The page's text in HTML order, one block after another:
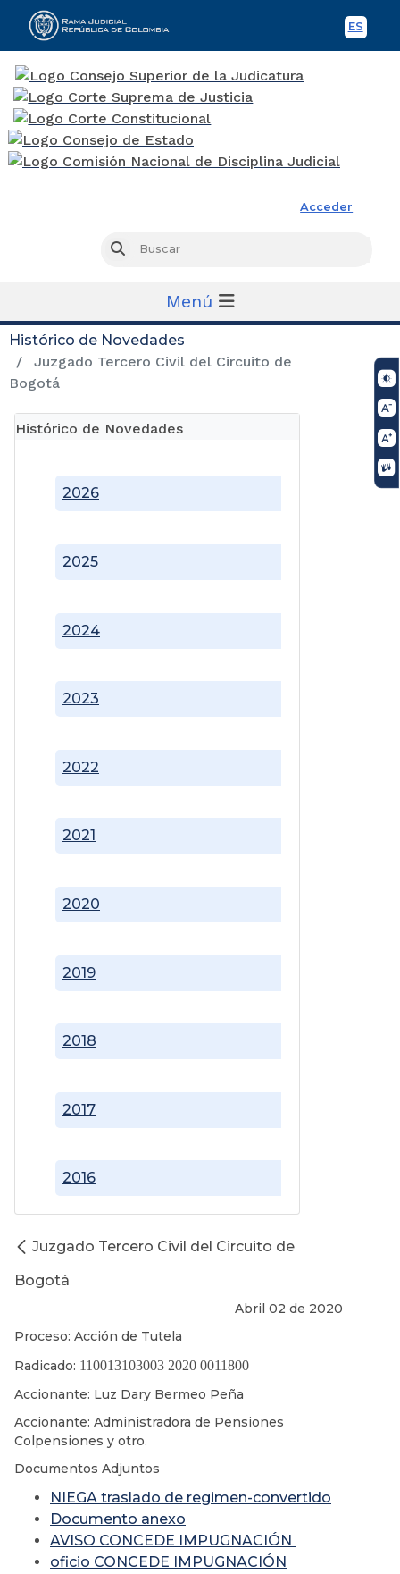
ES
Acceder
Buscar
Menú
Histórico de Novedades
Juzgado Tercero Civil del Circuito de
Bogotá
Histórico de Novedades
2016
2017
2018
2019
2020
2021
2022
2023
2024
2025
2026
Juzgado Tercero Civil del Circuito de
Bogotá
Abril 02 de 2020
Proceso: Acción de Tutela
Radicado: 110013103003 2020 0011800
Accionante: Luz Dary Bermeo Peña
Accionante: Administradora de Pensiones
Colpensiones y otro.
Documentos Adjuntos
NIEGA traslado de regimen-convertido
Documento anexo
AVISO CONCEDE IMPUGNACIÓN
oficio CONCEDE IMPUGNACIÓN